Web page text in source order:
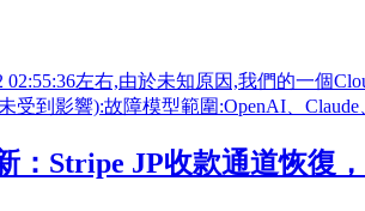
02:55:36左右,由於未知原因,我們的一個
受到影響):故障模型範圍:OpenAI、
：Stripe JP收款通道恢復